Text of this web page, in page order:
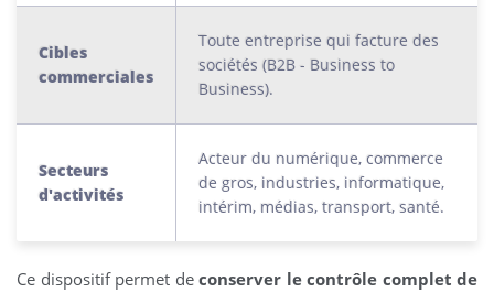
Cibles
commerciales
Toute entreprise qui facture des
sociétés (B2B - Business to
Business).
Secteurs
d'activités
Acteur du numérique, commerce
de gros, industries, informatique,
intérim, médias, transport, santé.
Ce dispositif permet de conserver le contrôle complet de